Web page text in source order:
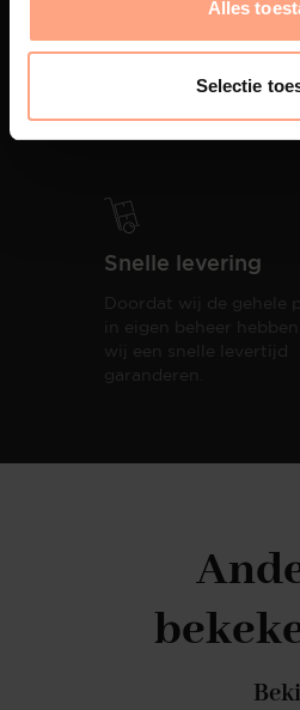
Alles
Selectie
Interieur inrichting
PUUUR biedt volledige
ontzorging van eerste
Snelle levering
Doordat wij de gehele
in eigen beheer
wij een snelle levertijd
garanderen.